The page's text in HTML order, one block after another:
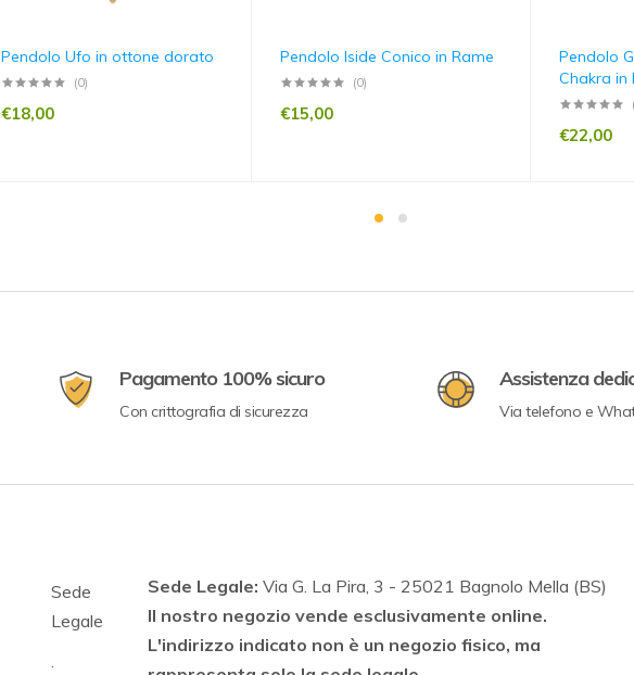
Pendolo Ufo in ottone dorato
(0)
€18,00
Pendolo Iside Conico in Rame
(0)
€15,00
Pendolo
Chakra in
€22,00
Pagamento 100% sicuro
Con crittografia di sicurezza
Assistenza
Via telefono e
Sede
Legale
.
Sede Legale: Via G. La Pira, 3 - 25021 Bagnolo Mella (BS)
Il nostro negozio vende esclusivamente online.
L'indirizzo indicato non è un negozio fisico, ma